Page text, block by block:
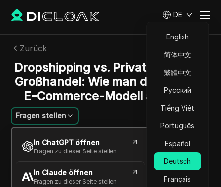
DE
English
简体中文
繁體中文
Русский
Tiếng Việt
Português
Español
Deutsch
Français
Zurück
Dropshipping vs. Private Label vs.
Großhandel: Wie man das richtige
E-Commerce-Modell auswählt
Fragen stellen
In ChatGPT öffnen
Fragen zu dieser Seite stellen
In Claude öffnen
Fragen zu dieser Seite stellen
Ana Costa
19 Mai 2026 6 min lesen
Copy Link